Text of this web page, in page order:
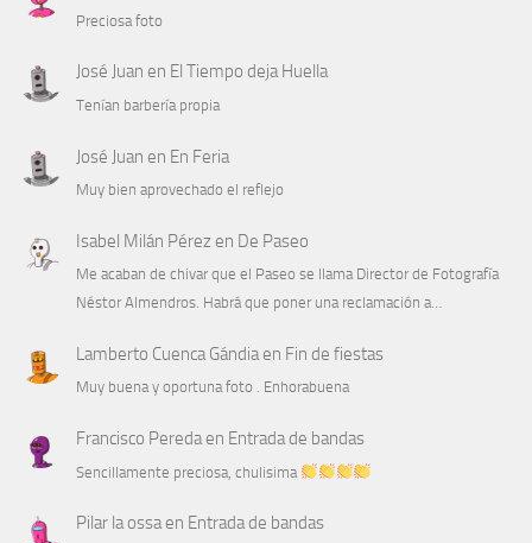
Preciosa foto
José Juan en El Tiempo deja Huella
Tenían barbería propia
José Juan en En Feria
Muy bien aprovechado el reflejo
Isabel Milán Pérezen De Paseo
Me acaban de chivar que el Paseo se llama Director de Fotografía
Néstor Almendros. Habrá que poner una reclamación a…
Lamberto Cuenca Gándiaen Fin de fiestas
Muy buena y oportuna foto . Enhorabuena
Francisco Peredaen Entrada de bandas
Sencillamente preciosa, chulisima
Pilar la ossaen Entrada de bandas